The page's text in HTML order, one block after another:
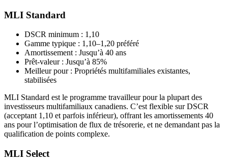
MLI Standard
DSCR minimum : 1,10
Gamme typique : 1,10–1,20 préféré
Amortissement : Jusqu’à 40 ans
Prêt-valeur : Jusqu’à 85%
Meilleur pour : Propriétés multifamiliales existantes,
stabilisées
MLI Standard est le programme travailleur pour la plupart des
investisseurs multifamiliaux canadiens. C’est flexible sur DSCR
(acceptant 1,10 et parfois inférieur), offrant les amortissements 40
ans pour l’optimisation de flux de trésorerie, et ne demandant pas la
qualification de points complexe.
MLI Select